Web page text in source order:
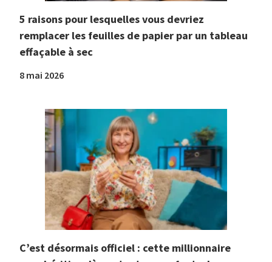
5 raisons pour lesquelles vous devriez
remplacer les feuilles de papier par un tableau
effaçable à sec
8 mai 2026
C’est désormais officiel : cette millionnaire